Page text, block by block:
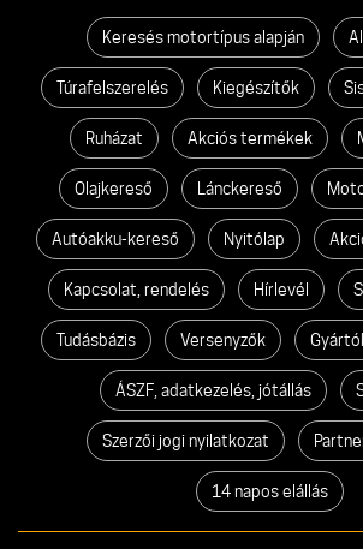
Keresés motortípus alapján
Túrafelszerelés Kiegészítők
Ruházat Akciós termékek
Olajkereső Lánckereső
Autóakku-kereső Nyitólap
Kapcsolat, rendelés Hírlevél
Tudásbázis Versenyzők
ÁSZF, adatkezelés, jótállás
Szerzői jogi nyilatkozat
14 napos elállás